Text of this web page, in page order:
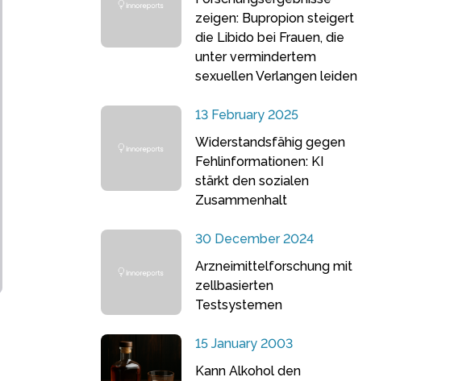
zeigen: Bupropion steigert
die Libido bei Frauen, die
unter vermindertem
sexuellen Verlangen leiden
13 February 2025
Widerstandsfähig gegen
Fehlinformationen: KI
stärkt den sozialen
Zusammenhalt
30 December 2024
Arzneimittelforschung mit
zellbasierten
Testsystemen
15 January 2003
Kann Alkohol den